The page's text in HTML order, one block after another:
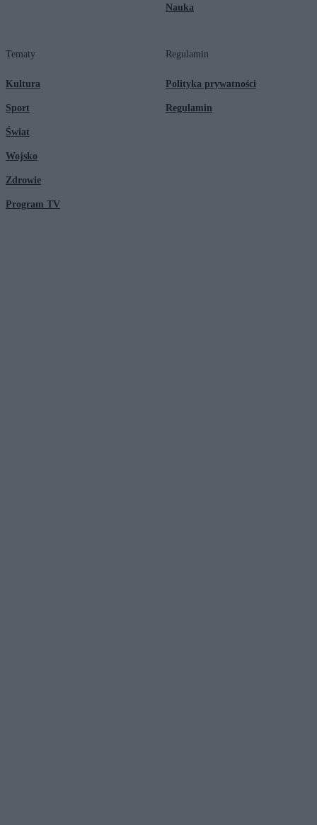
Nauka
Tematy
Kultura
Sport
Świat
Wojsko
Zdrowie
Program TV
Regulamin
Polityka prywatności
Regulamin